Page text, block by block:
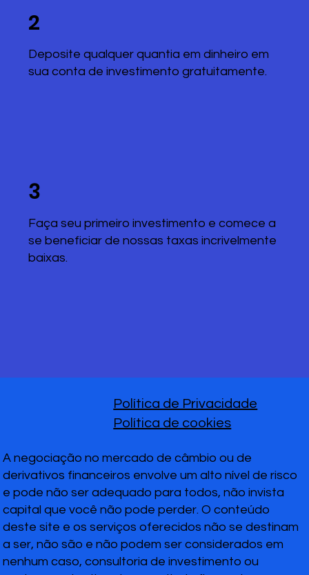
2
Deposite qualquer quantia em dinheiro em
sua conta de investimento gratuitamente.
3
Faça seu primeiro investimento e comece a
se beneficiar de nossas taxas incrivelmente
baixas.
A negociação no mercado de câmbio ou de
derivativos financeiros envolve um alto nível de risco
e pode não ser adequado para todos, não invista
capital que você não pode perder. O conteúdo
deste site e os serviços oferecidos não se destinam
a ser, não são e não podem ser considerados em
nenhum caso, consultoria de investimento ou
Política de Privacidade
Política de cookies